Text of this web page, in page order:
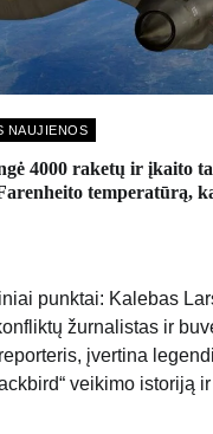
NAUJIENOS
4000 raketų ir įkaito
temperatūrą,
punktai: Kalebas
žurnalistas ir
įvertina
veikimo istoriją